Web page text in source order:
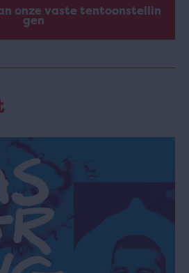
onze vaste tentoonstellin
gen